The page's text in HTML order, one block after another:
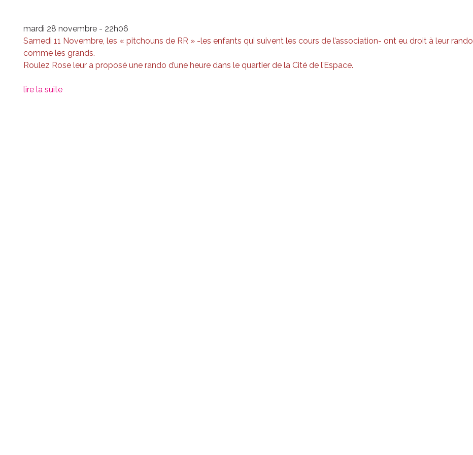
mardi 28 novembre - 22h06
Samedi 11 Novembre, les « pitchouns de RR » -les enfants qui suivent les cours de l’association- ont eu droit à leur rando
comme les grands.
Roulez Rose leur a proposé une rando d’une heure dans le quartier de la Cité de l’Espace.
lire la suite